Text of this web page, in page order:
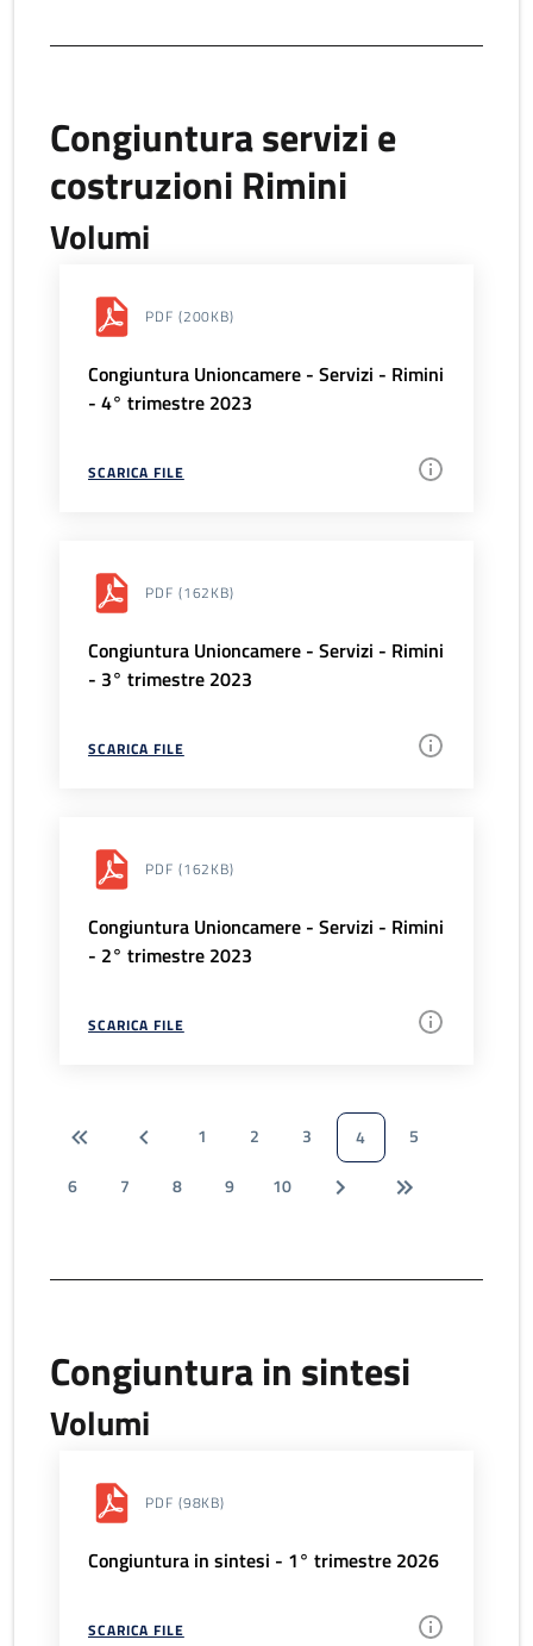
Congiuntura servizi e
costruzioni Rimini
Volumi
PDF (200KB)
Congiuntura Unioncamere - Servizi - Rimini
- 4° trimestre 2023
SCARICA FILE
PDF (162KB)
Congiuntura Unioncamere - Servizi - Rimini
- 3° trimestre 2023
SCARICA FILE
PDF (162KB)
Congiuntura Unioncamere - Servizi - Rimini
- 2° trimestre 2023
SCARICA FILE
1 2 3 4
5
6
7 8 9 10
Congiuntura in sintesi
Volumi
PDF (98KB)
Congiuntura in sintesi - 1° trimestre 2026
SCARICA FILE